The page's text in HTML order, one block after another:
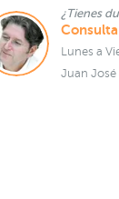
¿Tienes
Lunes a
Juan